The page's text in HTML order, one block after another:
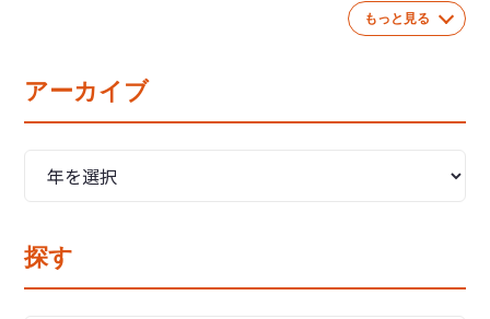
もっと見る
アーカイブ
探す